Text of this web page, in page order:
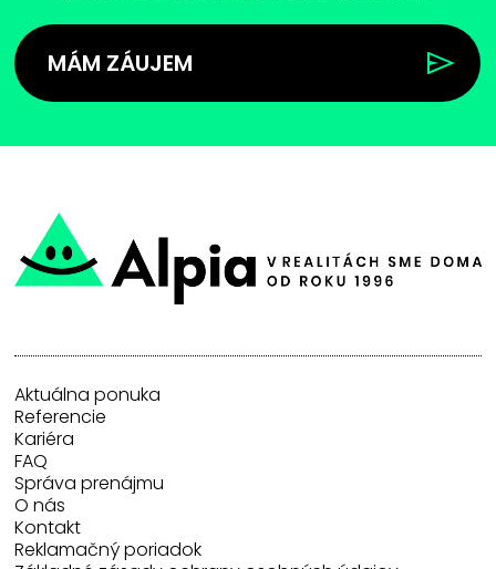
MÁM ZÁUJEM
Aktuálna ponuka
Referencie
Kariéra
FAQ
Správa prenájmu
O nás
Kontakt
Reklamačný poriadok